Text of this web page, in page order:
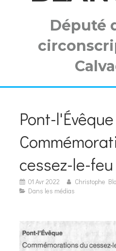
Député
Pont-
cessez-le-
01 Avr 2022
Christophe
Dans les médias